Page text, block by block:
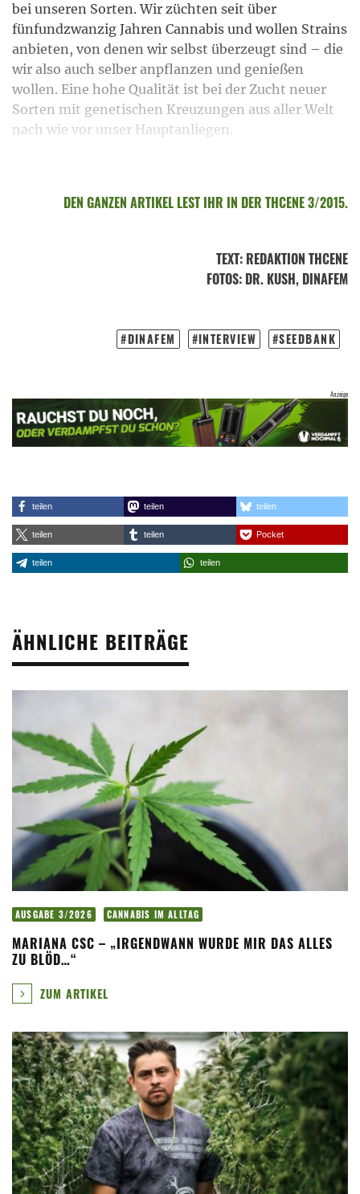
bei unseren Sorten. Wir züchten seit über
fünfundzwanzig Jahren Cannabis und wollen Strains
anbieten, von denen wir selbst überzeugt sind – die
wir also auch selber anpflanzen und genießen
wollen. Eine hohe Qualität ist bei der Zucht neuer
Sorten mit genetischen Kreuzungen aus aller Welt
nach wie vor unser Hauptanliegen.
DEN GANZEN ARTIKEL LEST IHR IN DER THCENE 3/2015.
TEXT: REDAKTION THCENE
FOTOS: DR. KUSH, DINAFEM
DINAFEM INTERVIEW SEEDBANK
teilen teilen teilen
teilen teilen Pocket
teilen teilen
ÄHNLICHE BEITRÄGE
AUSGABE 3/2026 CANNABIS IM ALLTAG
MARIANA CSC – „IRGENDWANN WURDE MIR DAS ALLES
ZU BLÖD…“
ZUM ARTIKEL